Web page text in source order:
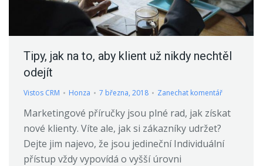
Tipy, jak na to, aby klient už nikdy nechtěl
odejít
Vistos CRM Honza 7 března, 2018 Zanechat komentář
Marketingové příručky jsou plné rad, jak získat
nové klienty. Víte ale, jak si zákazníky udržet?
Dejte jim najevo, že jsou jedineční Individuální
přístup vždy vypovídá o vyšší úrovni